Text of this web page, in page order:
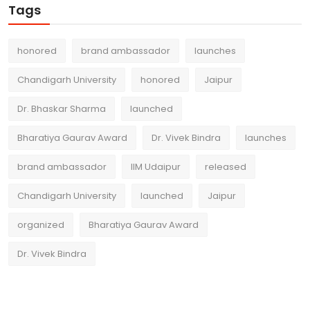
Tags
honored brand ambassador launches
Chandigarh University honored Jaipur
Dr. Bhaskar Sharma launched
Bharatiya Gaurav Award Dr. Vivek Bindra launches
brand ambassador IIM Udaipur released
Chandigarh University launched Jaipur
organized Bharatiya Gaurav Award
Dr. Vivek Bindra